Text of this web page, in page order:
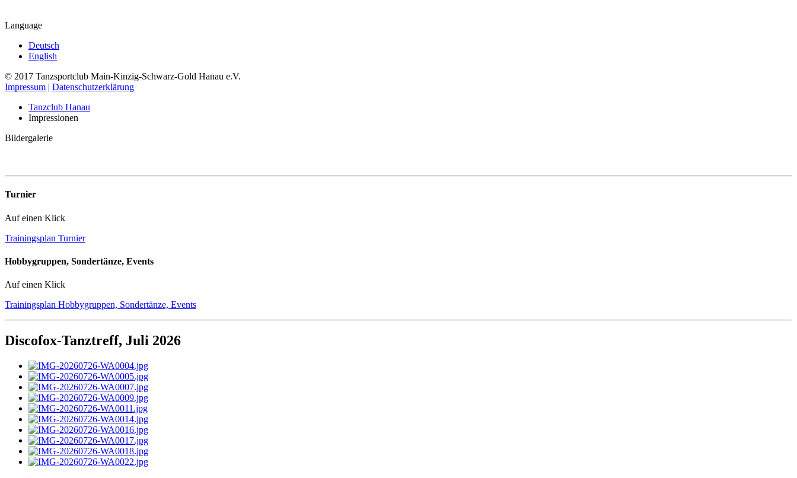
Language
Deutsch
English
© 2017 Tanzsportclub Main-Kinzig-Schwarz-Gold Hanau e.V.
Impressum | Datenschutzerklärung
Tanzclub Hanau
Impressionen
Bildergalerie
Turnier
Auf einen Klick
Trainingsplan Turnier
Hobbygruppen, Sondertänze, Events
Auf einen Klick
Trainingsplan Hobbygruppen, Sondertänze, Events
Discofox-Tanztreff, Juli 2026